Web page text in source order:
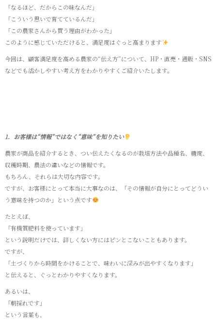
「なるほど、だからこの味なんだ」
「こういう思いで育てているんだ」
「この農家さんから買う理由がわかった」
このように感じていただけると、満足度はぐっと高まります
今回は、顧客満足度を高める農家の“伝え方”について、HP・直売・通販・SNS
などでも活かしやすい考え方をわかりやすくご紹介いたします。
1．お客様は“情報”ではなく“意味”を知りたい
農家が商品を紹介するとき、つい伝えたくなるのが栽培方法や品種名、糖度、
収穫時期、農法の違いなどの情報です。
もちろん、それらは大切な内容です。
ですが、お客様にとって本当に大事なのは、「その情報が自分にとってどうい
う意味を持つのか」という点です
たとえば、
「有機質肥料を使っています」
という説明だけでは、詳しくない方にはピンとこないこともあります。
ですが、
「土づくりから時間をかけることで、味わいに深みが出やすくなります」
と伝えると、ぐっとわかりやすくなります。
あるいは、
「朝採れです」
という言葉も、